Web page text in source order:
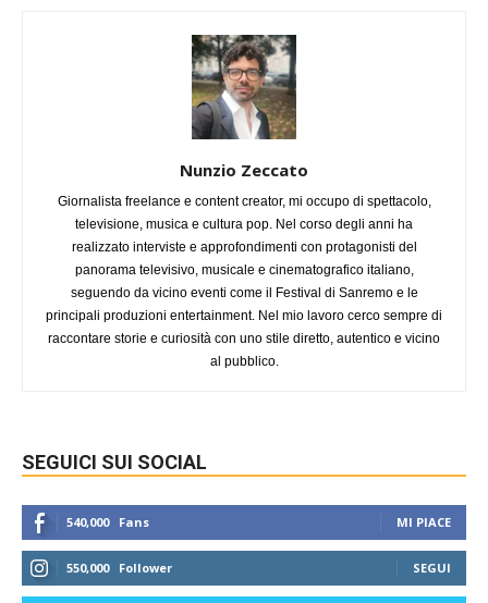
Nunzio Zeccato
Giornalista freelance e content creator, mi occupo di spettacolo,
televisione, musica e cultura pop. Nel corso degli anni ha
realizzato interviste e approfondimenti con protagonisti del
panorama televisivo, musicale e cinematografico italiano,
seguendo da vicino eventi come il Festival di Sanremo e le
principali produzioni entertainment. Nel mio lavoro cerco sempre di
raccontare storie e curiosità con uno stile diretto, autentico e vicino
al pubblico.
SEGUICI SUI SOCIAL
540,000 Fans MI PIACE
550,000 Follower SEGUI